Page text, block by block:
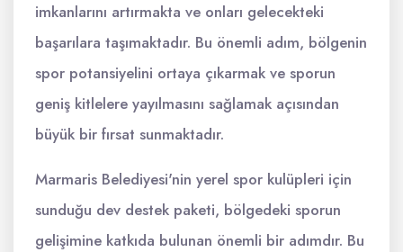
imkanlarını artırmakta ve onları gelecekteki
başarılara taşımaktadır. Bu önemli adım, bölgenin
spor potansiyelini ortaya çıkarmak ve sporun
geniş kitlelere yayılmasını sağlamak açısından
büyük bir fırsat sunmaktadır.
Marmaris Belediyesi'nin yerel spor kulüpleri için
sunduğu dev destek paketi, bölgedeki sporun
gelişimine katkıda bulunan önemli bir adımdır. Bu